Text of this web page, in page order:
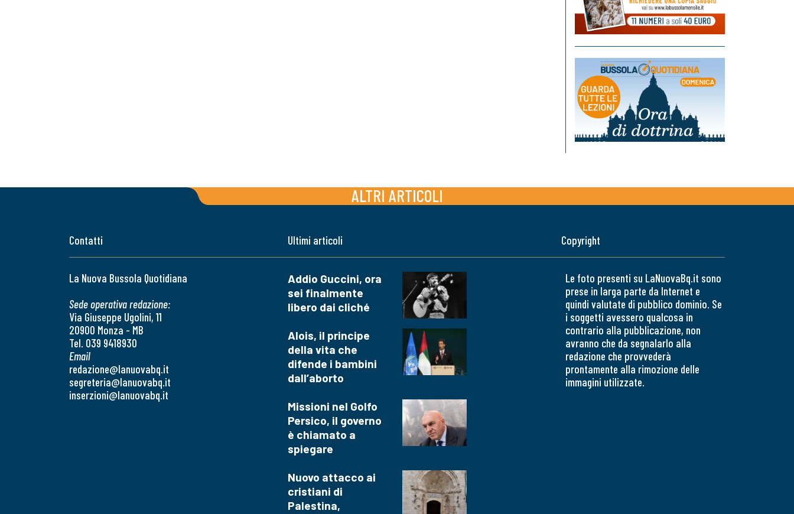
ALTRI ARTICOLI
Contatti
La Nuova Bussola Quotidiana
Sede operativa redazione:
Via Giuseppe Ugolini, 11
20900 Monza - MB
Tel. 039 9418930
Email
redazione@lanuovabq.it
segreteria@lanuovabq.it
inserzioni@lanuovabq.it
Ultimi articoli
Addio Guccini, ora
sei finalmente
libero dai cliché
Alois, il principe
della vita che
difende i bambini
dall’aborto
Missioni nel Golfo
Persico, il governo
è chiamato a
spiegare
Nuovo attacco ai
cristiani di
Palestina,
Copyright
Le foto presenti su LaNuovaBq.it sono
prese in larga parte da Internet e
quindi valutate di pubblico dominio. Se
i soggetti avessero qualcosa in
contrario alla pubblicazione, non
avranno che da segnalarlo alla
redazione che provvederà
prontamente alla rimozione delle
immagini utilizzate.